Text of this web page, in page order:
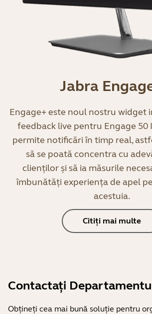
Jabra
Engage+ este noul nostru widget
feedback live pentru Engage 50
permite notificări în timp real,
să se poată concentra cu
clienților și să ia măsurile
îmbunătăți experiența de apel
acestuia.
Citiți mai multe
Contactați
Obțineți cea mai bună soluție pentru